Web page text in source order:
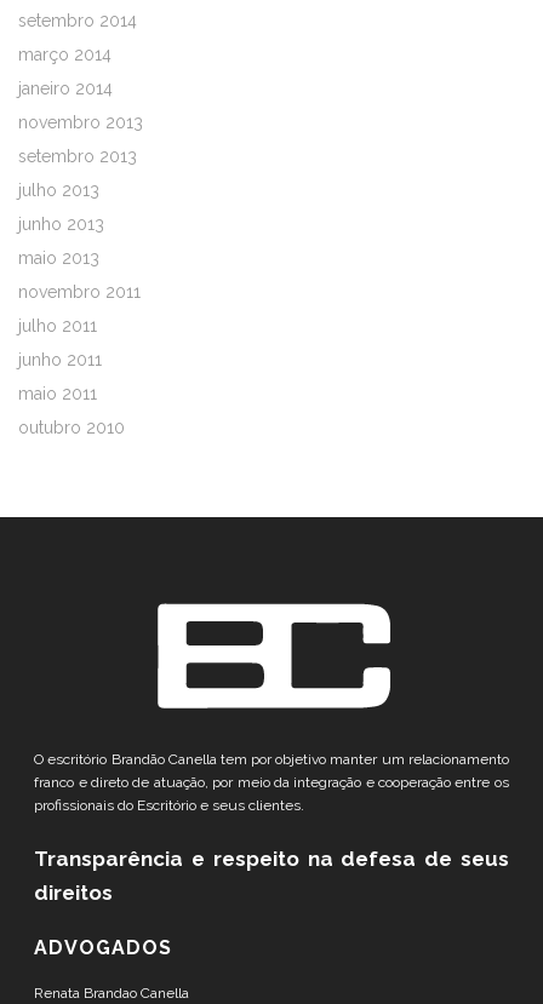
setembro 2014
março 2014
janeiro 2014
novembro 2013
setembro 2013
julho 2013
junho 2013
maio 2013
novembro 2011
julho 2011
junho 2011
maio 2011
outubro 2010
O escritório Brandão Canella tem por objetivo manter um relacionamento
franco e direto de atuação, por meio da integração e cooperação entre os
profissionais do Escritório e seus clientes.
Transparência e respeito na defesa de seus
direitos
ADVOGADOS
Renata Brandao Canella